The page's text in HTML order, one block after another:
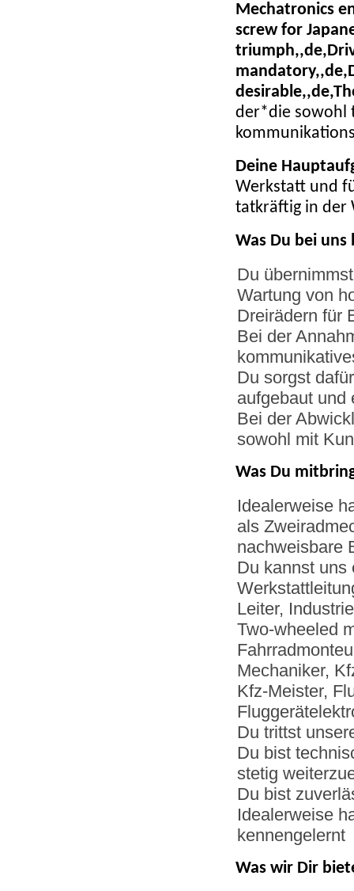
Mechatronics
screw for
der*die sowohl
Deine
Werkstatt und
tatkräftig in der
Was Du bei uns
Du
Wartung von
Dreirädern für
Bei der
Du sorgst
aufgebaut und
Bei der
sowohl mit
Was Du
Idealerweise
als
nachweisbare
Du kannst uns
Leiter,
Two-wheeled
Mechaniker,
Kfz-Meister,
Du trittst
Du bist
stetig
Du bist
Idealerweise
kennengelernt
Was wir Dir